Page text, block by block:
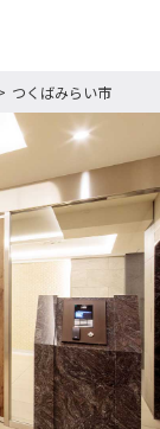
つくばみらい市